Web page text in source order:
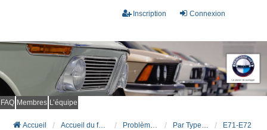
Connexion
Inscription
FAQ Membres L’équipe
Accueil Accueil du forum Problèmes connus et résolus (FAQ) Par Type Carrosserie E71-E72